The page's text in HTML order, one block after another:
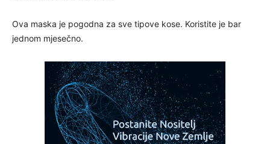
Ova maska je pogodna za sve tipove kose. Koristite je bar
jednom mjesečno.